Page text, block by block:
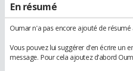
En résumé
Oumar n'a pas encore ajouté de résumé
Vous pouvez lui suggérer d'en écrire un
message. Pour cela ajoutez d'abord